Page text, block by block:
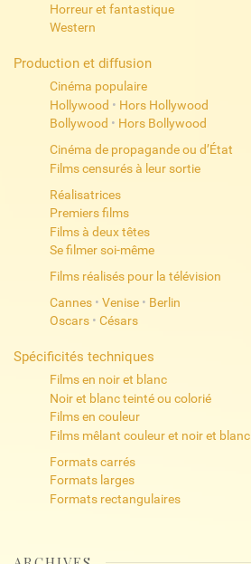
Horreur et fantastique
Western
Production et diffusion
Cinéma populaire
Hollywood • Hors Hollywood
Bollywood • Hors Bollywood
Cinéma de propagande ou d’État
Films censurés à leur sortie
Réalisatrices
Premiers films
Films à deux têtes
Se filmer soi-même
Films réalisés pour la télévision
Cannes • Venise • Berlin
Oscars • Césars
Spécificités techniques
Films en noir et blanc
Noir et blanc teinté ou colorié
Films en couleur
Films mêlant couleur et noir et blanc
Formats carrés
Formats larges
Formats rectangulaires